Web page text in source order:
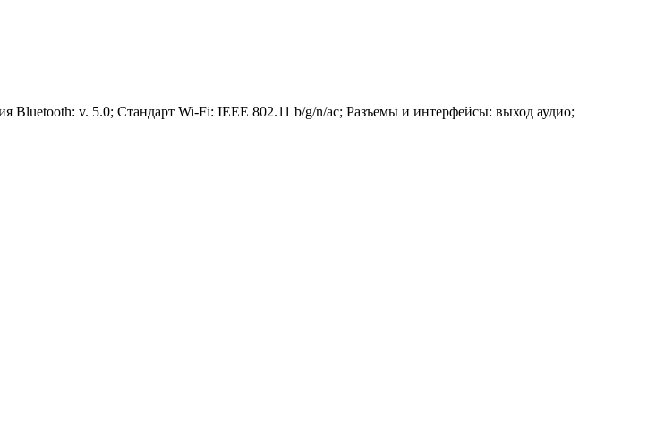
v. 5.0; Стандарт Wi-Fi: IEEE 802.11 b/g/n/ac; Разъемы и интерфейсы: выход аудио;